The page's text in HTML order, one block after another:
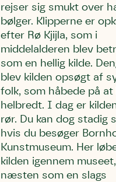
rejser sig smukt over
bølger. Klipperne er
efter Rø Kjijla, som i
middelalderen blev
som en hellig kilde.
blev kilden opsøgt af
folk, som håbede på at
helbredt. I dag er
rør. Du kan dog stadig
hvis du besøger
Kunstmuseum. Her
kilden igennem museet,
næsten som en slags